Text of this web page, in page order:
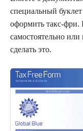
специальный
оформить такс-фри.
самостоятельно
сделать это.